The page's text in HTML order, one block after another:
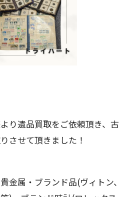
り遺品買取をご依頼頂き、古
させて頂きました！
金属・ブランド品(ヴィトン、